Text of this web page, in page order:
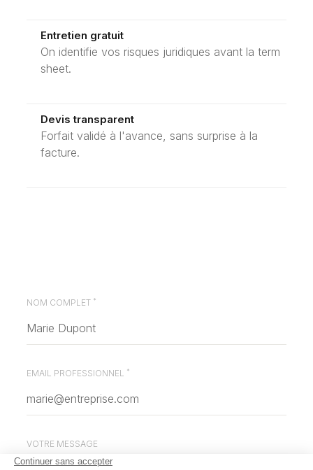
Entretien gratuit
On identifie vos risques juridiques avant la term
sheet.
Devis transparent
Forfait validé à l'avance, sans surprise à la
facture.
NOM COMPLET *
EMAIL PROFESSIONNEL *
VOTRE MESSAGE